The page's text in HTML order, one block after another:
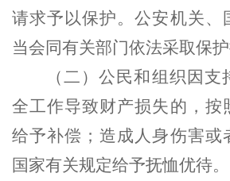
请求予以保护。公安机关、
当会同有关部门依法采取保护
（二 ）公民和组织因支
全工作导致财产损失的，按
给予补偿；造成人身伤害或
国家有关规定给予抚恤优待。